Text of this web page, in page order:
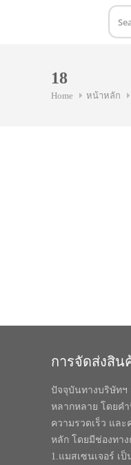
18
Home หน้าหลัก
การจัดส่งสิน
ปัจจุบันทางบริษัท
หลากหลาย โดยค
ความรวดเร็ว แล
หลัก โดยมีช่องทา
1.แมสเซนเจอร์ เ